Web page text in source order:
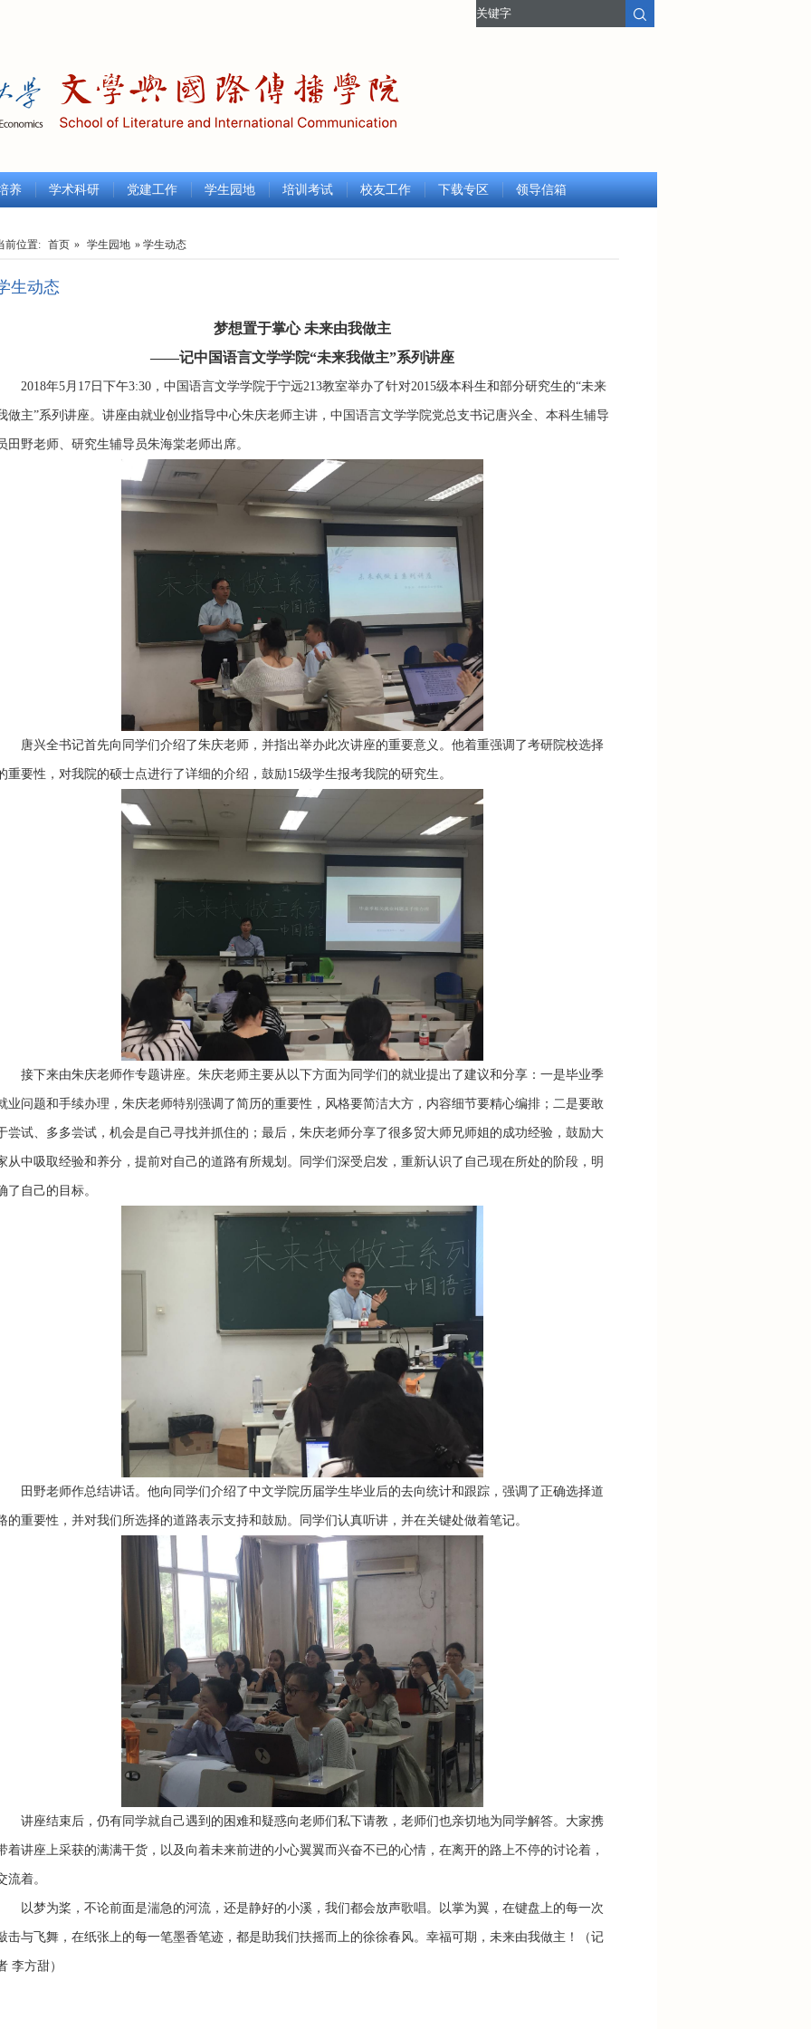
养 学术科研 党建工作 学生园地 培训考试 校友工作 下载专区 领导信箱
前位置: 首页 » 学生园地 » 学生动态
生动态
梦想置于掌心 未来由我做主
——记中国语言文学学院“未来我做主”系列讲座
年5月17日下午3:30，中国语言文学学院于宁远213教室举办了针对2015级本科生和部分研究生的“未来
做主”系列讲座。讲座由就业创业指导中心朱庆老师主讲，中国语言文学学院党总支书记唐兴全、本科生辅导
田野老师、研究生辅导员朱海棠老师出席。
兴全书记首先向同学们介绍了朱庆老师，并指出举办此次讲座的重要意义。他着重强调了考研院校选择
重要性，对我院的硕士点进行了详细的介绍，鼓励15级学生报考我院的研究生。
下来由朱庆老师作专题讲座。朱庆老师主要从以下方面为同学们的就业提出了建议和分享：一是毕业季
业问题和手续办理，朱庆老师特别强调了简历的重要性，风格要简洁大方，内容细节要精心编排；二是要敢
尝试、多多尝试，机会是自己寻找并抓住的；最后，朱庆老师分享了很多贸大师兄师姐的成功经验，鼓励大
从中吸取经验和养分，提前对自己的道路有所规划。同学们深受启发，重新认识了自己现在所处的阶段，明
了自己的目标。
野老师作总结讲话。他向同学们介绍了中文学院历届学生毕业后的去向统计和跟踪，强调了正确选择道
的重要性，并对我们所选择的道路表示支持和鼓励。同学们认真听讲，并在关键处做着笔记。
座结束后，仍有同学就自己遇到的困难和疑惑向老师们私下请教，老师们也亲切地为同学解答。大家携
着讲座上采获的满满干货，以及向着未来前进的小心翼翼而兴奋不已的心情，在离开的路上不停的讨论着，
流着。
梦为桨，不论前面是湍急的河流，还是静好的小溪，我们都会放声歌唱。以掌为翼，在键盘上的每一次
击与飞舞，在纸张上的每一笔墨香笔迹，都是助我们扶摇而上的徐徐春风。幸福可期，未来由我做主！（记
李方甜）